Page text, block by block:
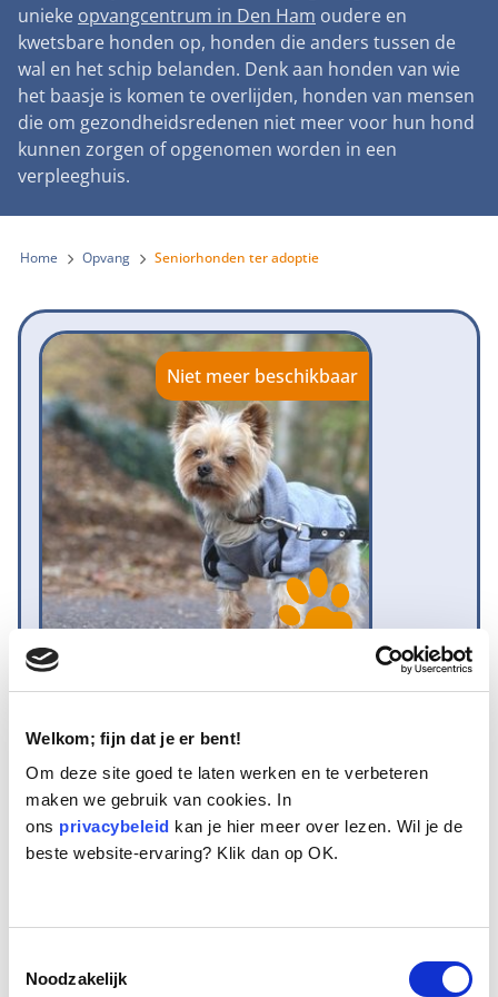
Welkom; fijn dat je er bent!
Om deze site goed te laten werken en te verbeteren
maken we gebruik van cookies. In
ons privacybeleid kan je hier meer over lezen. Wil je de
beste website-ervaring? Klik dan op OK.
Noodzakelijk
Landelijke registratie bijtincidenten
Verantwoord fokbeleid
Landelijk vuurwerkverbod
Verplichte pre-aanschaf cursus
Gemeentelijk meldpunt bijtincidenten
Bescherming tegen grasaren
Lezingen
Symposium Gemeentelijk Dierenbeleid
Teken onze petitie
Steun als bedrijf
Adopteer een seniorhond
Sponsor een seniorhond
Steun als vrijwilliger
Honden voor Honden Loop
Vraag een donatiebox aan
Wat wij doen
Onze organisatie
Samenwerking
Jaarverslag
Vacatures
Donateursmagazine Hond
Onze successen voor honden
Contactgegevens
Pers
Nieuws
Nieuwsbrief
Incassodata
Zoeken
unieke opvangcentrum in Den Ham oudere en
kwetsbare honden op, honden die anders tussen de
wal en het schip belanden. Denk aan honden van wie
het baasje is komen te overlijden, honden van mensen
die om gezondheidsredenen niet meer voor hun hond
kunnen zorgen of opgenomen worden in een
verpleeghuis.
Home Opvang Seniorhonden ter adoptie
Niet meer beschikbaar
Naam: Nigel
Ras/type: Yorkshire Terrier
Geslacht: Reu
Reden opvang: Gezondheid eigenaresse
Hoeveel dagen te gast geweest: 39 dagen
Geplaatst.
stamboomnaam is ‘Royal Flame my Precious Blue Stars’ en hij heeft